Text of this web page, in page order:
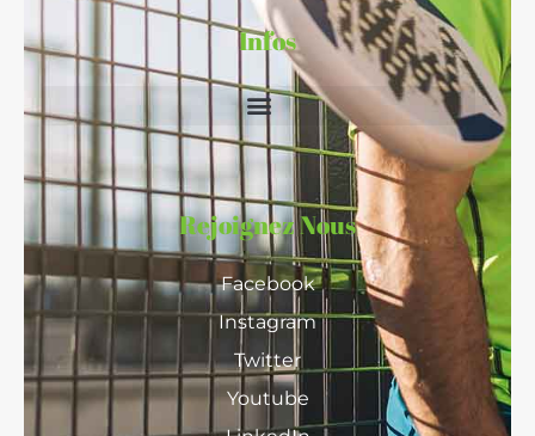
Infos
Rejoignez Nous
Facebook
Instagram
Twitter
Youtube